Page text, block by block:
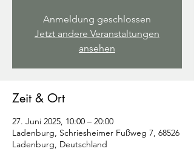
Anmeldung geschlossen
Jetzt andere Veranstaltungen
ansehen
Zeit & Ort
27. Juni 2025, 10:00 – 20:00
Ladenburg, Schriesheimer Fußweg 7, 68526
Ladenburg, Deutschland